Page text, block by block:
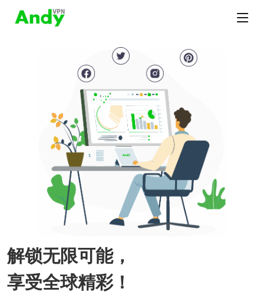
解锁无限可能，
享受全球精彩！